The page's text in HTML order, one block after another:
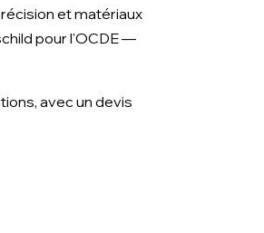
et matériaux
pour l'OCDE —
avec un devis